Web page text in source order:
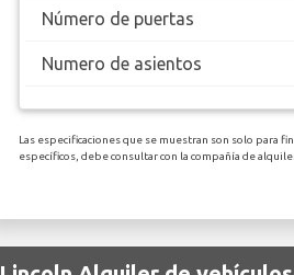
Número de puertas
Numero de asientos
Las especificaciones que se muestran son solo para
específicos, debe consultar con la compañía de